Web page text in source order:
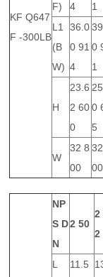
KF Q647
F -300LB
F)
4
1
L1
(B
W)
36.0
0 91
4
0
1
H
23.6
2 60
0
0
5
W
32 8
00
00
NP
S D
N
2 50
2
2
L
11.5